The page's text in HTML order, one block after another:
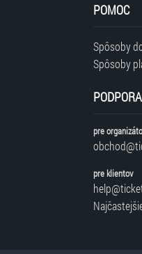
POMOC
Spôsoby
Spôsoby
PODPORA
pre
pre klientov